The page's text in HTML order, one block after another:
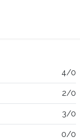
4/0
2/0
3/0
0/0